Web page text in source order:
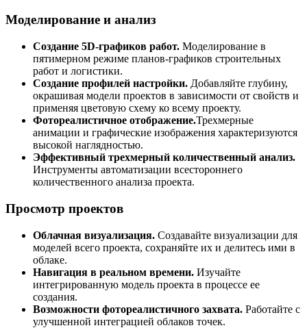
Моделирование и анализ
Создание 5D-графиков работ. Моделирование в
пятимерном режиме планов-графиков строительных
работ и логистики.
Создание профилей настройки. Добавляйте глубину,
окрашивая модели проектов в зависимости от свойств и
применяя цветовую схему ко всему проекту.
Фотореалистичное отображение.Трехмерные
анимации и графические изображения характеризуются
высокой наглядностью.
Эффективный трехмерный количественный анализ.
Инструменты автоматизации всестороннего
количественного анализа проекта.
Просмотр проектов
Облачная визуализация. Создавайте визуализации для
моделей всего проекта, сохраняйте их и делитесь ими в
облаке.
Навигация в реальном времени. Изучайте
интегрированную модель проекта в процессе ее
создания.
Возможности фотореалистичного захвата. Работайте с
улучшенной интеграцией облаков точек.